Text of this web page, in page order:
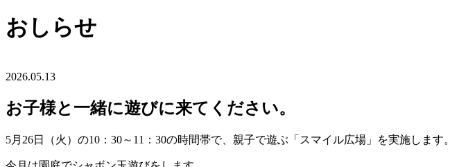
おしらせ
2026.05.13
お子様と一緒に遊びに来てください。
5月26日（火）の10：30～11：30の時間帯で、親子で遊ぶ「スマイル広場」を実施します。